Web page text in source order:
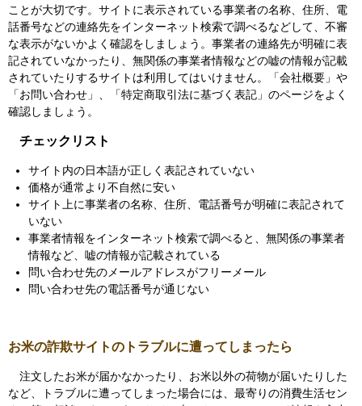
ことが大切です。サイトに表示されている事業者の名称、住所、電
話番号などの連絡先をインターネット検索で調べるなどして、不審
な表示がないかよく確認をしましょう。事業者の連絡先が明確に表
記されていなかったり、無関係の事業者情報などの嘘の情報が記載
されていたりするサイトは利用してはいけません。「会社概要」や
「お問い合わせ」、「特定商取引法に基づく表記」のページをよく
確認しましょう。
チェックリスト
サイト内の日本語が正しく表記されていない
価格が通常より不自然に安い
サイト上に事業者の名称、住所、電話番号が明確に表記されて
いない
事業者情報をインターネット検索で調べると、無関係の事業者
情報など、嘘の情報が記載されている
問い合わせ先のメールアドレスがフリーメール
問い合わせ先の電話番号が通じない
お米の詐欺サイトのトラブルに遭ってしまったら
注文したお米が届かなかったり、お米以外の荷物が届いたりした
など、トラブルに遭ってしまった場合には、最寄りの消費生活セン